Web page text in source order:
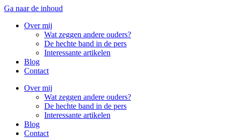
Ga naar de inhoud
Over mij
Wat zeggen andere ouders?
De hechte band in de pers
Interessante artikelen
Blog
Contact
Over mij
Wat zeggen andere ouders?
De hechte band in de pers
Interessante artikelen
Blog
Contact